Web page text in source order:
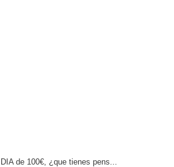
de 100€, ¿que tienes pens...